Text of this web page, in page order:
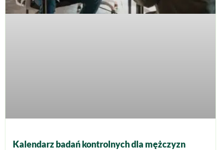
Kalendarz badań kontrolnych dla mężczyzn